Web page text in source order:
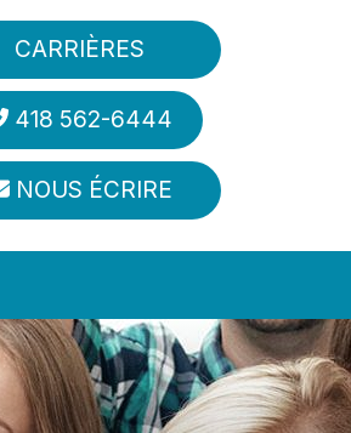
CARRIÈRES
418 562-6444
NOUS ÉCRIRE